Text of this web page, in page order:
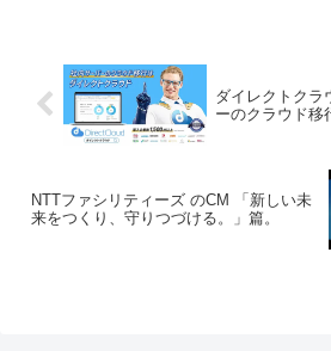
ダイレクトクラ
ーのクラウド移
NTTファシリティーズ のCM 「新しい未
来をつくり、守りつづける。」篇。